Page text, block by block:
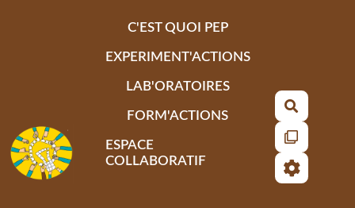
C'EST QUOI PEP
EXPERIMENT'ACTIONS
LAB'ORATOIRES
FORM'ACTIONS
ESPACE
COLLABORATIF